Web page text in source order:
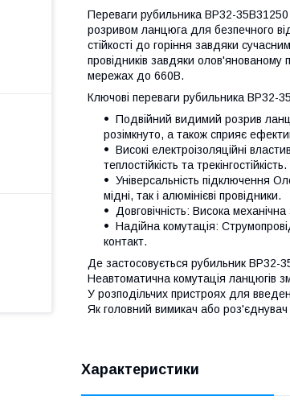
Переваги рубильника ВР32-35В31250
розривом ланцюга для безпечного
стійкості до горіння завдяки
провідників завдяки олов'янованому
мережах до 660В.
Ключові переваги рубильника ВР32-
Подвійний видимий розрив
розімкнуто, а також сприяє
Високі електроізоляційні
теплостійкість та трекінгостійкість.
Універсальність підключення
мідні, так і алюмінієві провідники.
Довговічність: Висока
Надійна комутація:
контакт.
Де застосовується рубильник ВР32-
Неавтоматична комутація ланцюгів
У розподільчих пристроях для
Як головний вимикач або
Характеристики